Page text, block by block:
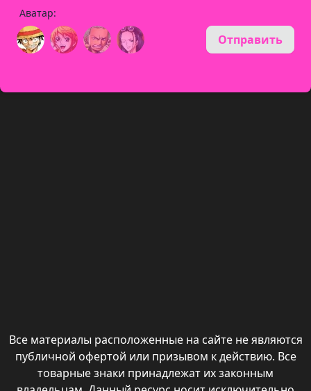
Аватар:
Отправить
Все материалы расположенные на сайте не являются
публичной офертой или призывом к действию. Все
товарные знаки принадлежат их законным